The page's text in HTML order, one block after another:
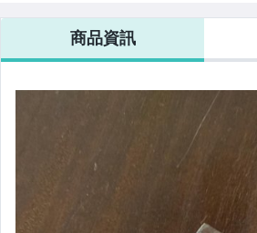
商品資訊